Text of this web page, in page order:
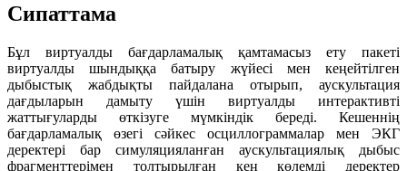
Сипаттама
Бұл виртуалды бағдарламалық қамтамасыз ету пакеті
виртуалды шындыққа батыру жүйесі мен кеңейтілген
дыбыстық жабдықты пайдалана отырып, аускультация
дағдыларын дамыту үшін виртуалды интерактивті
жаттығуларды өткізуге мүмкіндік береді. Кешеннің
бағдарламалық өзегі сәйкес осциллограммалар мен ЭКГ
деректері бар симуляцияланған аускультациялық дыбыс
фрагменттерімен толтырылған кең көлемді деректер